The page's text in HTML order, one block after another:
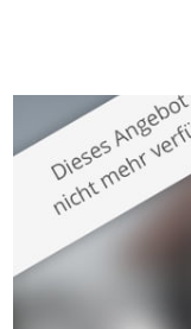
großzügige Räume
modernen
verbindet. Der […]